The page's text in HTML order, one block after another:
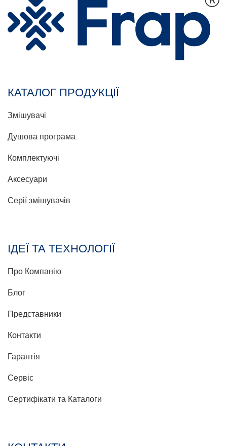
КАТАЛОГ ПРОДУКЦІЇ
Змішувачі
Душова програма
Комплектуючі
Аксесуари
Серії змішувачів
ІДЕЇ ТА ТЕХНОЛОГІЇ
Про Компанію
Блог
Представники
Контакти
Гарантія
Сервіс
Сертифікати та Каталоги